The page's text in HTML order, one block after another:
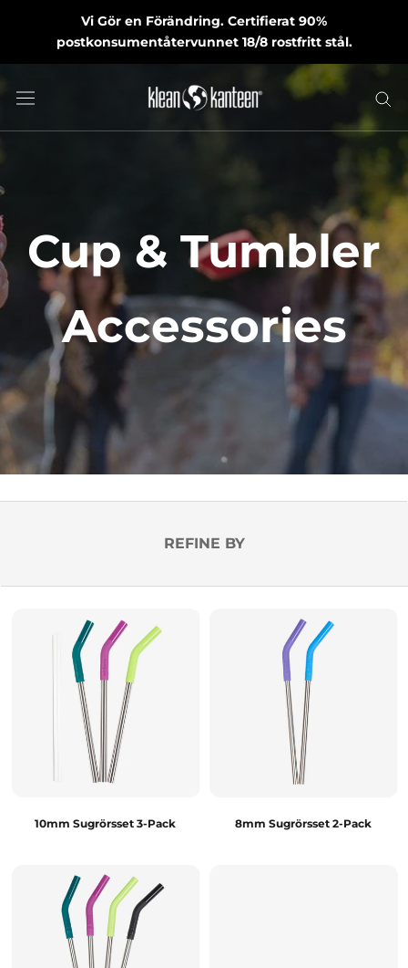
Vi Gör en Förändring. Certifierat 90%
postkonsumentåtervunnet 18/8 rostfritt stål.
Cup & Tumbler
Accessories
REFINE BY
10mm Sugrörsset 3-Pack 8mm Sugrörsset 2-Pack